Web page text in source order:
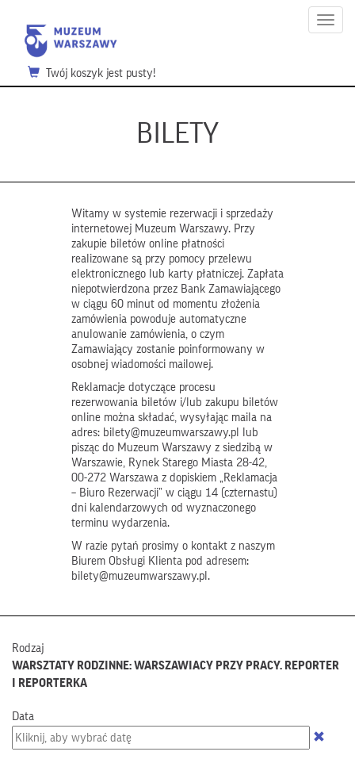
Menu
Twój koszyk jest pusty!
BILETY
Witamy w systemie rezerwacji i sprzedaży
internetowej Muzeum Warszawy. Przy
zakupie biletów online płatności
realizowane są przy pomocy przelewu
elektronicznego lub karty płatniczej. Zapłata
niepotwierdzona przez Bank Zamawiającego
w ciągu 60 minut od momentu złożenia
zamówienia powoduje automatyczne
anulowanie zamówienia, o czym
Zamawiający zostanie poinformowany w
osobnej wiadomości mailowej.
Reklamacje dotyczące procesu
rezerwowania biletów i/lub zakupu biletów
online można składać, wysyłając maila na
adres: bilety@muzeumwarszawy.pl lub
pisząc do Muzeum Warszawy z siedzibą w
Warszawie, Rynek Starego Miasta 28-42,
00-272 Warszawa z dopiskiem „Reklamacja
– Biuro Rezerwacji” w ciągu 14 (czternastu)
dni kalendarzowych od wyznaczonego
terminu wydarzenia.
W razie pytań prosimy o kontakt z naszym
Biurem Obsługi Klienta pod adresem:
bilety@muzeumwarszawy.pl.
Rodzaj
WARSZTATY RODZINNE: WARSZAWIACY PRZY PRACY. REPORTER
I REPORTERKA
Data